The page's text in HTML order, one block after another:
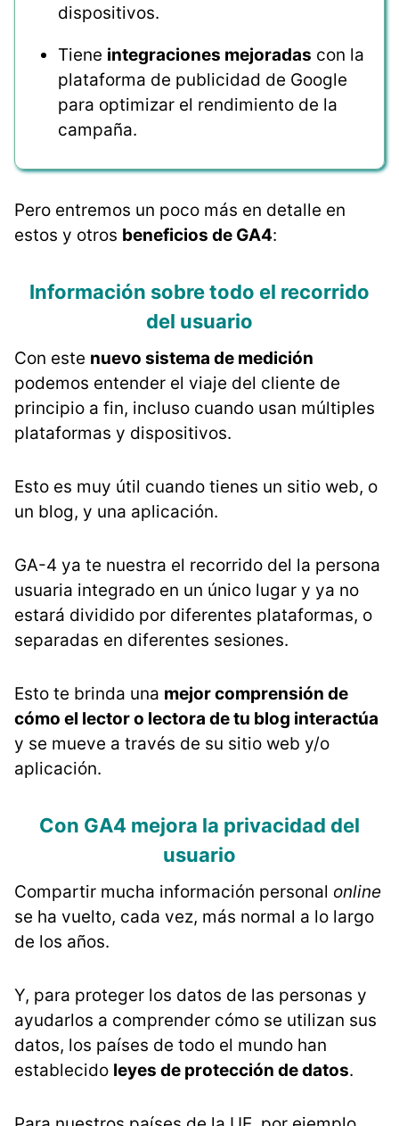
dispositivos.
Tiene integraciones mejoradas con la
plataforma de publicidad de Google
para optimizar el rendimiento de la
campaña.
Pero entremos un poco más en detalle en
estos y otros beneficios de GA4:
Información sobre todo el recorrido
del usuario
Con este nuevo sistema de medición
podemos entender el viaje del cliente de
principio a fin, incluso cuando usan múltiples
plataformas y dispositivos.
Esto es muy útil cuando tienes un sitio web, o
un blog, y una aplicación.
GA-4 ya te nuestra el recorrido del la persona
usuaria integrado en un único lugar y ya no
estará dividido por diferentes plataformas, o
separadas en diferentes sesiones.
Esto te brinda una mejor comprensión de
cómo el lector o lectora de tu blog interactúa
y se mueve a través de su sitio web y/o
aplicación.
Con GA4 mejora la privacidad del
usuario
Compartir mucha información personal online
se ha vuelto, cada vez, más normal a lo largo
de los años.
Y, para proteger los datos de las personas y
ayudarlos a comprender cómo se utilizan sus
datos, los países de todo el mundo han
establecido leyes de protección de datos.